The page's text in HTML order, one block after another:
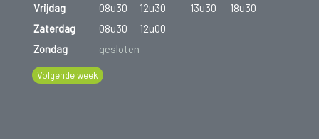
Vrijdag
08u30 12u30 13u30
18u30
Zaterdag
08u30
12u00
Zondag
gesloten
Volgende week